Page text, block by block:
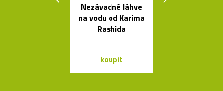
Nezávadné láhve
na vodu od Karima
Rashida
koupit